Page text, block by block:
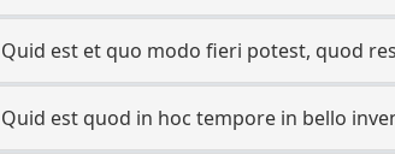
Quid est et quo modo fieri potest, quod
Quid est quod in hoc tempore in bello